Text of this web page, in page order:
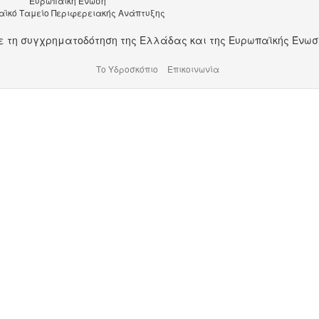
Ταμείο Περιφερειακής Ανάπτυξης
τη συγχρηματοδότηση της Ελλάδας και της Ευρωπαϊκής
Το Υδροσκόπιο Επικοινωνία